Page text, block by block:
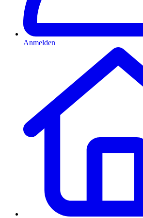
Anmelden